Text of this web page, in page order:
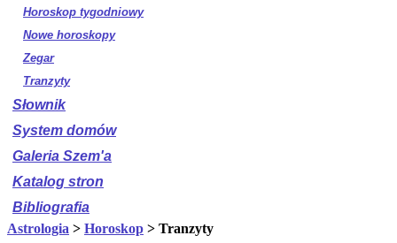
Horoskop tygodniowy
Nowe horoskopy
Zegar
Tranzyty
Słownik
System domów
Galeria Szem'a
Katalog stron
Bibliografia
Astrologia > Horoskop > Tranzyty